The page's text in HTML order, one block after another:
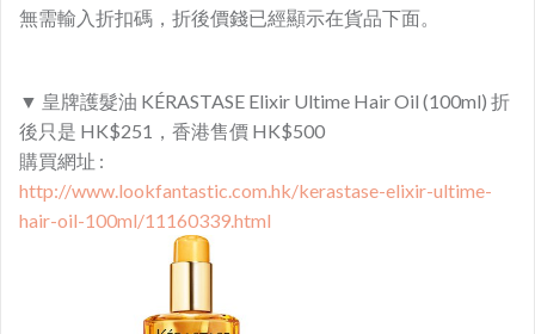
無需輸入折扣碼，折後價錢已經顯示在貨品下面。
▼ 皇牌護髮油 KÉRASTASE Elixir Ultime Hair Oil (100ml) 折
後只是 HK$251，香港售價 HK$500
購買網址 :
http://www.lookfantastic.com.hk/kerastase-elixir-ultime-
hair-oil-100ml/11160339.html